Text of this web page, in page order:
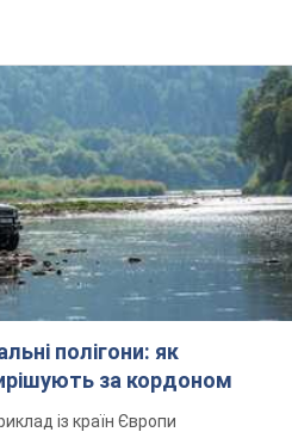
полігони: як
за кордоном
із країн Європи